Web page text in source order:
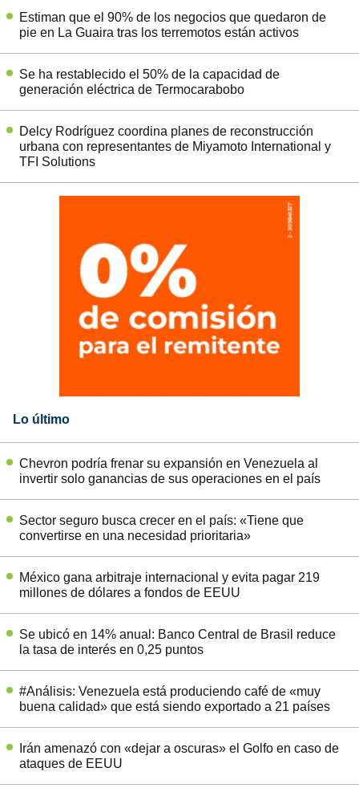
Estiman que el 90% de los negocios que quedaron de
pie en La Guaira tras los terremotos están activos
Se ha restablecido el 50% de la capacidad de
generación eléctrica de Termocarabobo
Delcy Rodríguez coordina planes de reconstrucción
urbana con representantes de Miyamoto International y
TFI Solutions
Lo último
Chevron podría frenar su expansión en Venezuela al
invertir solo ganancias de sus operaciones en el país
Sector seguro busca crecer en el país: «Tiene que
convertirse en una necesidad prioritaria»
México gana arbitraje internacional y evita pagar 219
millones de dólares a fondos de EEUU
Se ubicó en 14% anual: Banco Central de Brasil reduce
la tasa de interés en 0,25 puntos
#Análisis: Venezuela está produciendo café de «muy
buena calidad» que está siendo exportado a 21 países
Irán amenazó con «dejar a oscuras» el Golfo en caso de
ataques de EEUU